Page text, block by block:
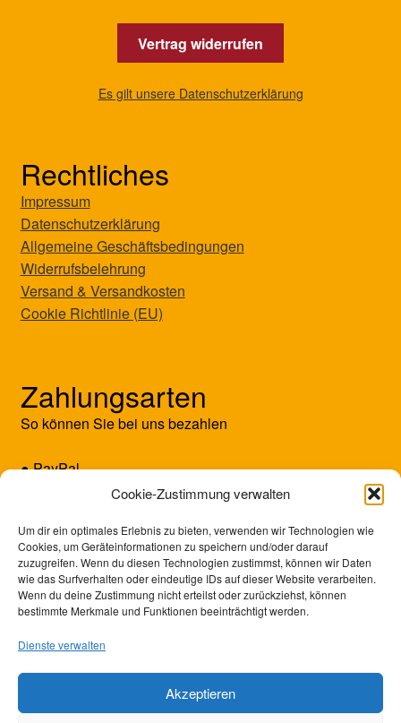
Cookie-Zustimmung verwalten
Um dir ein optimales Erlebnis zu bieten, verwenden wir Technologien wie
Cookies, um Geräteinformationen zu speichern und/oder darauf
zuzugreifen. Wenn du diesen Technologien zustimmst, können wir Daten
wie das Surfverhalten oder eindeutige IDs auf dieser Website verarbeiten.
Wenn du deine Zustimmung nicht erteilst oder zurückziehst, können
bestimmte Merkmale und Funktionen beeinträchtigt werden.
Dienste verwalten
Akzeptieren
Vertrag widerrufen
Es gilt unsere Datenschutzerklärung
Rechtliches
Impressum
Datenschutzerklärung
Allgemeine Geschäftsbedingungen
Widerrufsbelehrung
Versand & Versandkosten
Cookie Richtlinie (EU)
Zahlungsarten
So können Sie bei uns bezahlen
● PayPal
● Kreditkarte (Mastercard/Visa)
© SUNRISE GAMES 2026